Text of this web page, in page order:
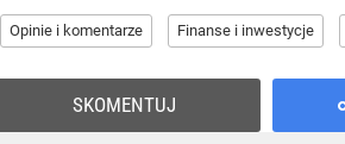
Opinie i komentarze Finanse i inwestycje
SKOMENTUJ